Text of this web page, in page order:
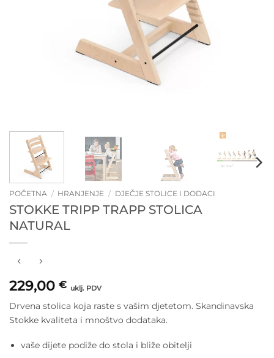
POČETNA / HRANJENJE / DJEČJE STOLICE I DODACI
STOKKE TRIPP TRAPP STOLICA
NATURAL
229,00 € uklj. PDV
Drvena stolica koja raste s vašim djetetom. Skandinavska
Stokke kvaliteta i mnoštvo dodataka.
vaše dijete podiže do stola i bliže obitelji